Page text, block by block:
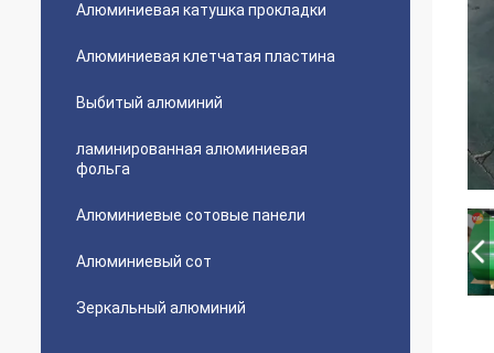
Алюминиевая катушка прокладки
Алюминиевая клетчатая пластина
Выбитый алюминий
ламинированная алюминиевая
фольга
Алюминиевые сотовые панели
Алюминиевый сот
Зеркальный алюминий